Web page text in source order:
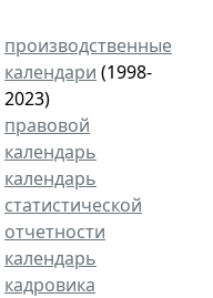
производственные
календари (1998-
2023)
правовой
календарь
календарь
статистической
отчетности
календарь
кадровика